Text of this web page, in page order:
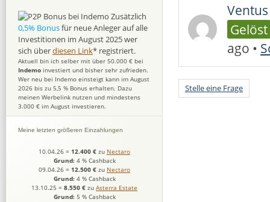
Gelöst
ago •
Stelle eine Frage
Zusätzlich
0,5% Bonusfür neue Anleger auf alle
Investitionen im August 2025 wer
sich überdiesen Link* registriert.
Aktuell bin ich selber mit über 50.000 € bei
Indemo investiert und bisher sehr zufrieden.
Wer neu bei Indemo einsteigt kann im August
2026 bis zu 5,5 % Bonus erhalten. Dazu
meinen Werbelink nutzen und mindestens
3.000 € im August investieren.
Meine letzten größeren Einzahlungen
10.04.26 = 12.400 € zu Nectaro
Grund: 4 % Cashback
09.04.26 = 12.500 € zu Nectaro
Grund: 4 % Cashback
13.10.25 = 8.550 € zu Asterra Estate
Grund: 5 % Cashback